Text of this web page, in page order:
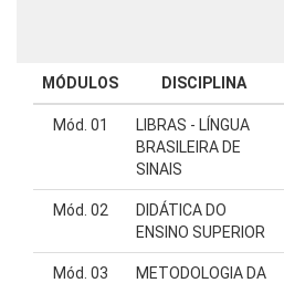
MÓDULOS DISCIPLINA
Mód. 01
LIBRAS - LÍNGUA
BRASILEIRA DE
SINAIS
Mód. 02
DIDÁTICA DO
ENSINO SUPERIOR
Mód. 03
METODOLOGIA DA